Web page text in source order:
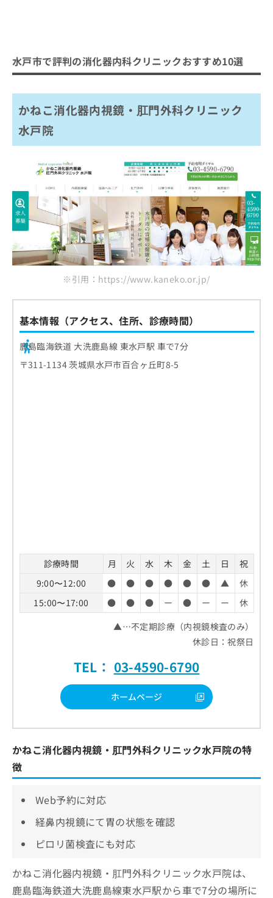
水戸市で評判の消化器内科クリニックおすすめ10選
かねこ消化器内視鏡・肛門外科クリニック
水戸院
※引用：https://www.kaneko.or.jp/
基本情報（アクセス、住所、診療時間）
鹿島臨海鉄道 大洗鹿島線 東水戸駅 車で7分
〒311-1134 茨城県水戸市百合ヶ丘町8-5
診療時間 月 火 水 木 金 土 日
祝
9:00〜12:00
● ● ● ● ● ● ▲
休
15:00〜17:00
● ● ● ー ● ー ー
休
▲…不定期診療（内視鏡検査のみ）
休診日：祝祭日
TEL： 03-4590-6790
ホームページ
かねこ消化器内視鏡・肛門外科クリニック水戸院の特
徴
Web予約に対応
経鼻内視鏡にて胃の状態を確認
ピロリ菌検査にも対応
かねこ消化器内視鏡・肛門外科クリニック水戸院は、
鹿島臨海鉄道大洗鹿島線東水戸駅から車で7分の場所に